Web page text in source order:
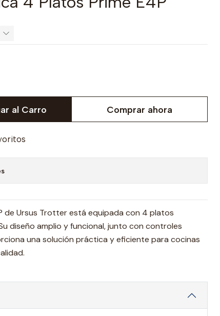
al Carro Comprar ahora
de Ursus Trotter está equipada con 4 platos
diseño amplio y funcional, junto con controles
una solución práctica y eficiente para cocinas